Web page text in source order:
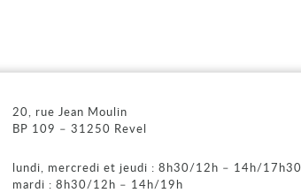
20, rue Jean Moulin
BP 109 – 31250 Revel
lundi, mercredi et jeudi : 8h30/12h – 14h/17h30
mardi : 8h30/12h – 14h/19h